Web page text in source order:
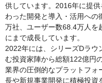
供しています。2016年に提
わった開発と導入・活用への
万社、ユーザー数68.4万人を
にまで成長しています。
2022年には、シリーズDラウ
む投資家陣から総額122億円
業界の圧倒的なプラットフォ
長や新規事業開発に積極投資